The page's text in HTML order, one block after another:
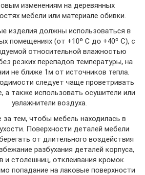
изменениям на деревянных
мебели или материале обивки.
изделия должны использоваться в
помещениях (от +10º C до +40º C), с
относительной влажностью
резких перепадов температуры, на
не ближе 1м от источников тепла.
следует чаще проветривать
а также использовать осушители или
увлажнители воздуха.
за тем, чтобы мебель находилась в
Поверхности деталей мебели
от длительного воздействия
разбухания деталей корпуса,
и столешниц, отклеивания кромок.
попадание на лаковые поверхности